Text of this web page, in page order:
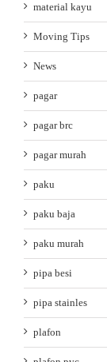
material kayu
Moving Tips
News
pagar
pagar brc
pagar murah
paku
paku baja
paku murah
pipa besi
pipa stainles
plafon